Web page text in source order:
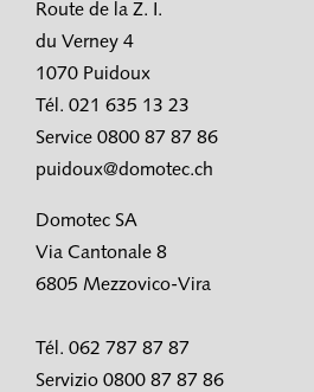
Route de la Z. I.
du Verney 4
1070 Puidoux
Tél. 021 635 13 23
Service 0800 87 87 86
puidoux@domotec.ch
Domotec SA
Via Cantonale 8
6805 Mezzovico-Vira
Tél. 062 787 87 87
Servizio 0800 87 87 86